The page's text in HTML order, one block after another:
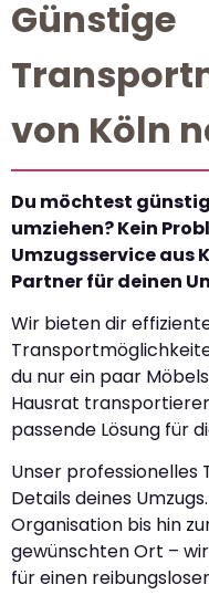
Günstige
von Köln
Du möchtest
umziehen? Kein
Umzugsservice aus
Partner für deinen
Wir bieten dir
du nur ein paar
Hausrat
passende Lösung für
Unser professionelles
Details deines
Organisation bis hin
gewünschten Ort –
für einen